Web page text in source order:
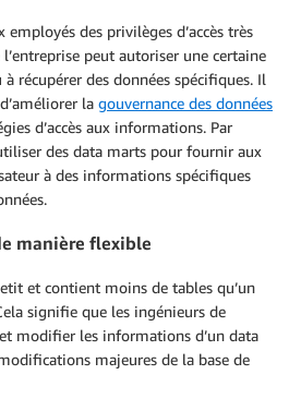
des privilèges d’accès très
peut autoriser une certaine
récupérer des données spécifiques. Il
la gouvernance des données
d’accès aux informations. Par
des data marts pour fournir aux
à des informations spécifiques
manière flexible
et contient moins de tables qu’un
signifie que les ingénieurs de
modifier les informations d’un data
majeures de la base de